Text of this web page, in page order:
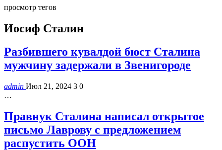
просмотр тегов
Иосиф Сталин
Разбившего кувалдой бюст Сталина
мужчину задержали в Звенигороде
admin Июл 21, 2024 3 0
…
Правнук Сталина написал открытое
письмо Лаврову с предложением
распустить ООН